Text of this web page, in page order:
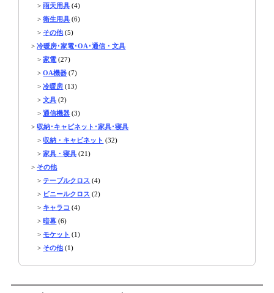
>雨天用具 (4)
>衛生用具 (6)
> その他(5)
>冷暖房･家電･OA･通信・文具
>家電 (27)
>OA機器 (7)
>冷暖房 (13)
>文具 (2)
>通信機器 (3)
>収納･キャビネット･家具･寝具
>収納・キャビネット (32)
>家具・寝具 (21)
> その他
>テーブルクロス (4)
> ビニールクロス (2)
> キャラコ (4)
>暗幕 (6)
>モケット (1)
> その他(1)